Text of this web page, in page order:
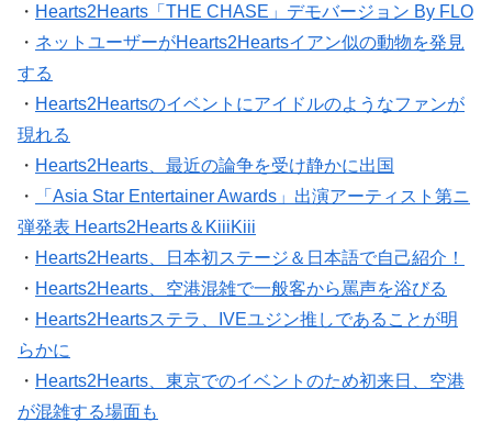
・ Hearts2Hearts「THE CHASE」デモバージョン By FLO
・ ネットユーザーがHearts2Heartsイアン似の動物を発見
する
・ Hearts2Heartsのイベントにアイドルのようなファンが
現れる
・ Hearts2Hearts、最近の論争を受け静かに出国
・
「Asia Star Entertainer Awards」出演アーティスト第ニ
弾発表 Hearts2Hearts＆KiiiKiii
・ Hearts2Hearts、日本初ステージ＆日本語で自己紹介！
・ Hearts2Hearts、空港混雑で一般客から罵声を浴びる
・ Hearts2Heartsステラ、IVEユジン推しであることが明
らかに
・ Hearts2Hearts、東京でのイベントのため初来日、空港
が混雑する場面も